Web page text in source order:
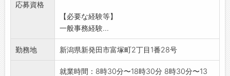
応募資格
【必要な経験等】
一般事務経験...
勤務地 新潟県新発田市富塚町2丁目1番28号
就業時間：8時30分〜18時30分 8時30分〜13